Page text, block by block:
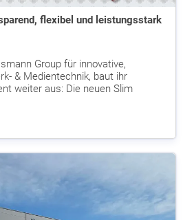
flexibel und leistungsstark
Group für innovative,
& Medientechnik, baut ihr
weiter aus: Die neuen Slim